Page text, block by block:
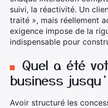
suivi, la réactivité. Un
traité », mais réellement
exigence impose de la
indispensable pour
Quel a été
business
Avoir structuré les